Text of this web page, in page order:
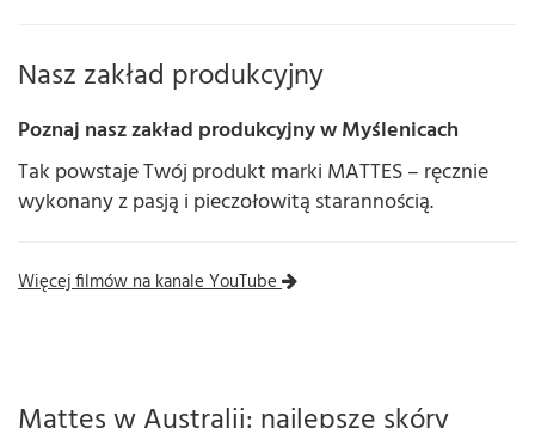
Nasz zakład produkcyjny
Poznaj nasz zakład produkcyjny w Myślenicach
Tak powstaje Twój produkt marki MATTES – ręcznie
wykonany z pasją i pieczołowitą starannością.
Więcej filmów na kanale YouTube